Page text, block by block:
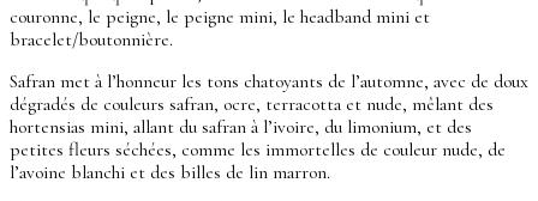
couronne, le peigne, le peigne mini, le headband mini et
bracelet/boutonnière.
Safran met à l’honneur les tons chatoyants de l’automne, avec de doux
dégradés de couleurs safran, ocre, terracotta et nude, mêlant des
hortensias mini, allant du safran à l’ivoire, du limonium, et des
petites fleurs séchées, comme les immortelles de couleur nude, de
l’avoine blanchi et des billes de lin marron.